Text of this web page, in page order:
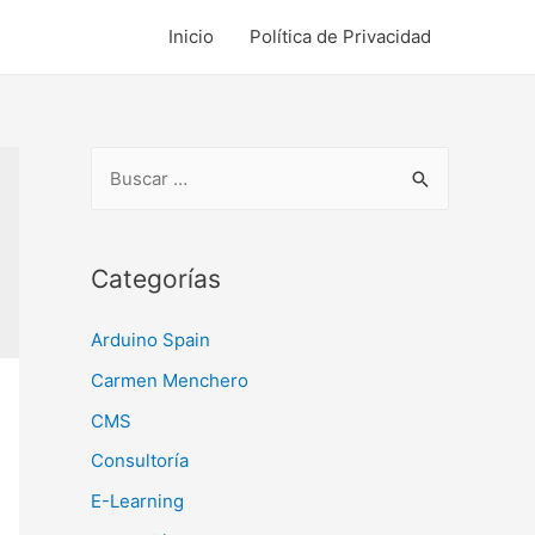
Inicio Política de Privacidad
c
r
:
Categorías
Arduino Spain
Carmen Menchero
CMS
Consultoría
E-Learning